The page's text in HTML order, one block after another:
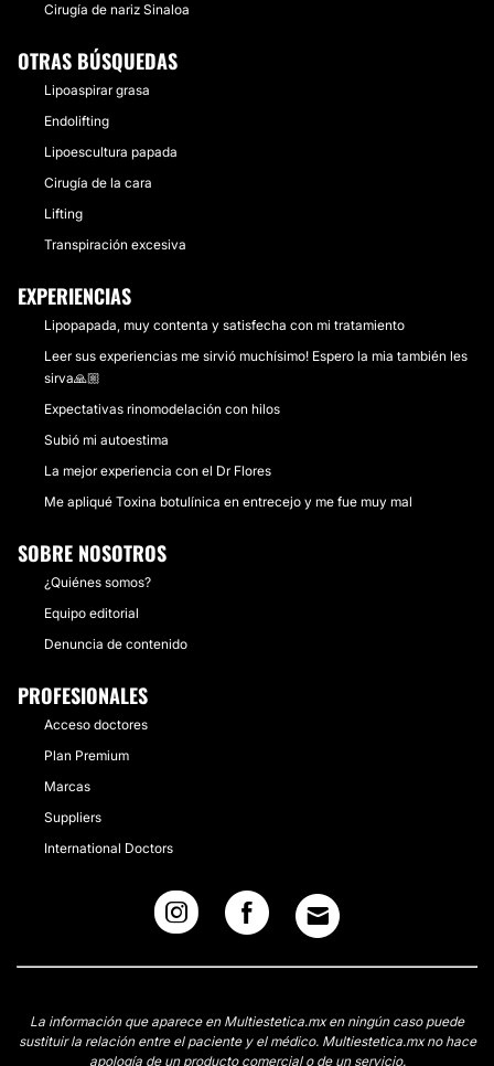
Cirugía de nariz Sinaloa
OTRAS BÚSQUEDAS
Lipoaspirar grasa
Endolifting
Lipoescultura papada
Cirugía de la cara
Lifting
Transpiración excesiva
EXPERIENCIAS
Lipopapada, muy contenta y satisfecha con mi tratamiento
Leer sus experiencias me sirvió muchísimo! Espero la mia también les
sirva🙏🏼
Expectativas rinomodelación con hilos
Subió mi autoestima
La mejor experiencia con el Dr Flores
Me apliqué Toxina botulínica en entrecejo y me fue muy mal
SOBRE NOSOTROS
¿Quiénes somos?
Equipo editorial
Denuncia de contenido
PROFESIONALES
Acceso doctores
Plan Premium
Marcas
Suppliers
International Doctors
La información que aparece en Multiestetica.mx en ningún caso puede
sustituir la relación entre el paciente y el médico. Multiestetica.mx no hace
apología de un producto comercial o de un servicio.